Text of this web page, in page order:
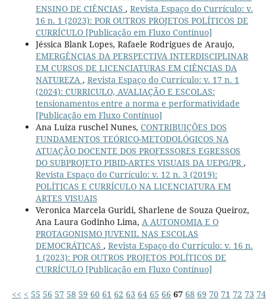
ENSINO DE CIÊNCIAS , Revista Espaço do Currículo: v.
16 n. 1 (2023): POR OUTROS PROJETOS POLÍTICOS DE
CURRÍCULO [Publicação em Fluxo Contínuo]
Jéssica Blank Lopes, Rafaele Rodrigues de Araujo,
EMERGÊNCIAS DA PERSPECTIVA INTERDISCIPLINAR
EM CURSOS DE LICENCIATURAS EM CIÊNCIAS DA
NATUREZA , Revista Espaço do Currículo: v. 17 n. 1
(2024): CURRICULO, AVALIAÇÃO E ESCOLAS:
tensionamentos entre a norma e performatividade
[Publicação em Fluxo Contínuo]
Ana Luiza ruschel Nunes, CONTRIBUIÇÕES DOS
FUNDAMENTOS TEÓRICO-METODOLÓGICOS NA
ATUAÇÃO DOCENTE DOS PROFESSORES EGRESSOS
DO SUBPROJETO PIBID-ARTES VISUAIS DA UEPG/PR,
Revista Espaço do Currículo: v. 12 n. 3 (2019):
POLÍTICAS E CURRÍCULO NA LICENCIATURA EM
ARTES VISUAIS
Veronica Marcela Guridi, Sharlene de Souza Queiroz,
Ana Laura Godinho Lima, A AUTONOMIA E O
PROTAGONISMO JUVENIL NAS ESCOLAS
DEMOCRÁTICAS , Revista Espaço do Currículo: v. 16 n.
1 (2023): POR OUTROS PROJETOS POLÍTICOS DE
CURRÍCULO [Publicação em Fluxo Contínuo]
<< < 55 56 57 58 59 60 61 62 63 64 65 66 67 68 69 70 71 72 73 74